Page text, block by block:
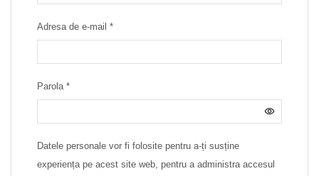
Adresa de e-mail *Necesar
Parola *Necesar
Datele personale vor fi folosite pentru a-ți susține
experiența pe acest site web, pentru a administra accesul